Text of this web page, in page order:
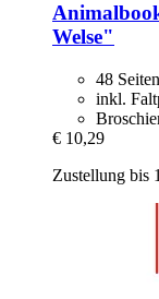
Welse"
48 Seiten
inkl.
€ 10,29
Zustellung bis